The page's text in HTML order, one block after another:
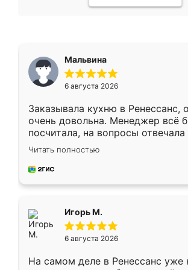
Мальвина
6 августа 2026
Заказывала кухню в Ренессанс,
очень довольна. Менеджер всё
посчитала, на вопросы отвечала
Замерщик приехал в субботу,
делу со всей ответственностью.
за день, ребята работали
Читать полностью
Игорь М.
6 августа 2026
На самом деле в Ренессанс уже